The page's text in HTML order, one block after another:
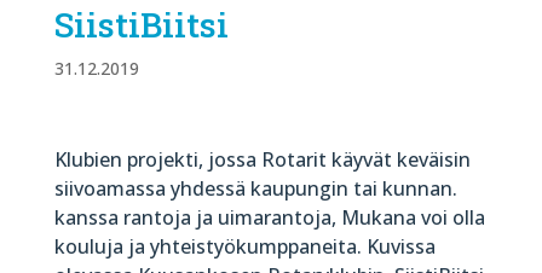
SiistiBiitsi
31.12.2019
Klubien projekti, jossa Rotarit käyvät keväisin
siivoamassa yhdessä kaupungin tai kunnan.
kanssa rantoja ja uimarantoja, Mukana voi olla
kouluja ja yhteistyökumppaneita. Kuvissa